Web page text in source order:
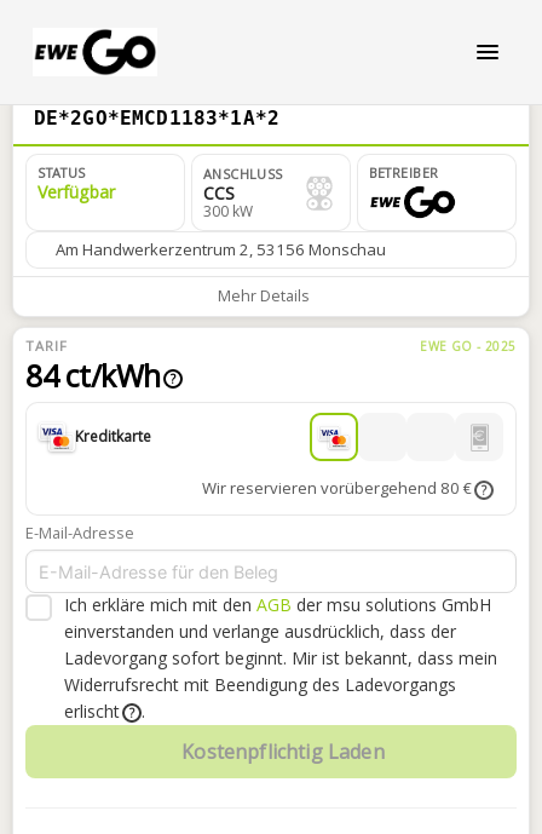
DE*2GO*EMCD1183*1A*2
STATUS
Verfügbar
ANSCHLUSS
CCS
300 kW
BETREIBER
Am Handwerkerzentrum 2, 53156 Monschau
Mehr Details
TARIF EWE GO - 2025
84 ct/kWh ?
Kreditkarte
Wir reservieren vorübergehend 80 € ?
E-Mail-Adresse
Ich erkläre mich mit den AGB der msu solutions GmbH
einverstanden und verlange ausdrücklich, dass der
Ladevorgang sofort beginnt. Mir ist bekannt, dass mein
Widerrufsrecht mit Beendigung des Ladevorgangs
erlischt
? .
Kostenpflichtig Laden